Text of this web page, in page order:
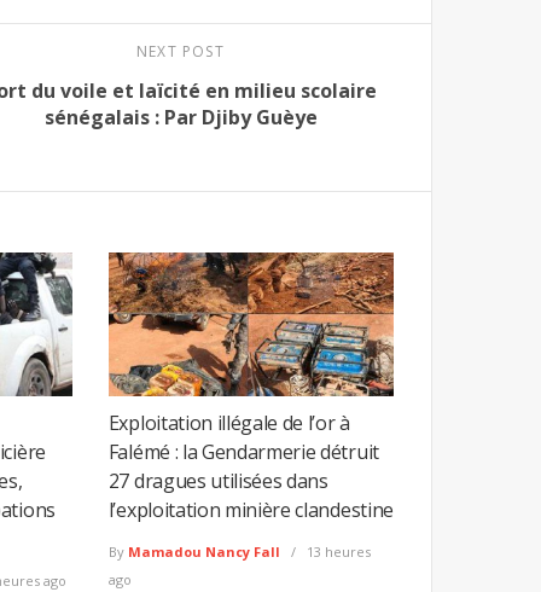
NEXT POST
du voile et laïcité en milieu scolaire
sénégalais : Par Djiby Guèye
ago
Exploitation illégale de l’or à
Falémé : la Gendarmerie détruit
27 dragues utilisées dans
l’exploitation minière clandestine
By Mamadou Nancy Fall
13 heures
ago